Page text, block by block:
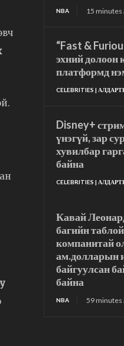
NBA 15 minutes
“Fast &
эхний
платформд
CELEBRITIES |
Disney+
үнэгүй, зар
хувилбар
байна
CELEBRITIES |
Кавай
багийн
компанитай
ам.долларын
байгуулсан
байна
NBA 59 minutes